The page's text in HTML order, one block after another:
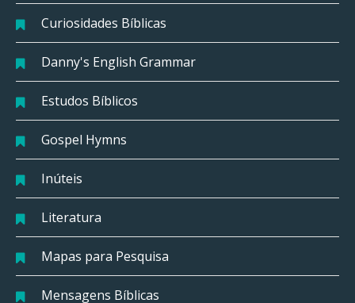
Curiosidades Bíblicas
Danny's English Grammar
Estudos Bíblicos
Gospel Hymns
Inúteis
Literatura
Mapas para Pesquisa
Mensagens Bíblicas